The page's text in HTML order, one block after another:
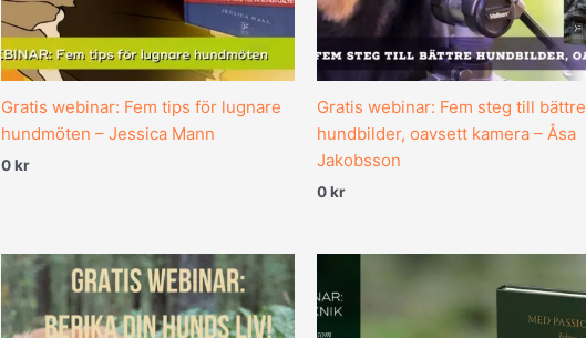
Gratis webinar: Fem tips för lugnare
hundmöten – Jessica Mann
0kr
Gratis webinar: Fem steg till bättre
hundbilder, oavsett kamera – Åsa
Jakobsson
0kr